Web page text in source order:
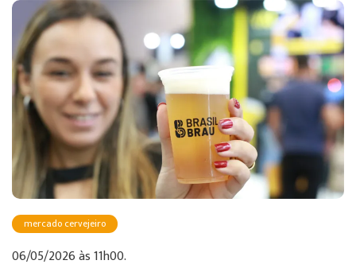
mercado cervejeiro
06/05/2026 às 11h00.